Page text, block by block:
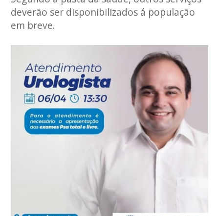
deverão ser disponibilizados á população
em breve.